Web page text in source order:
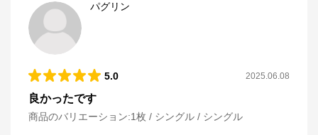
パグリン
5.0 2025.06.08
良かったです
商品のバリエーション:1枚 / シングル / シングル